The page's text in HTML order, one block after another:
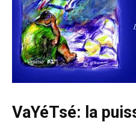
VaYéTsé: la